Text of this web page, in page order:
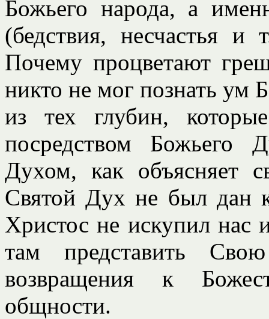
Божьего народа, а
(бедствия, несчастья
Почему процветают
никто не мог познать ум
из тех глубин,
посредством Божьего
Духом, как
Святой Дух не был дан
Христос не искупил нас
там представить
возвращения к
общности.